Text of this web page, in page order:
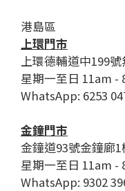
港島區
上環門市
上環德輔道中199
星期一至日 11am -
WhatsApp: 6253
金鐘門市
金鐘道93號金鐘廊
星期一至日 11am -
WhatsApp: 9302